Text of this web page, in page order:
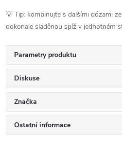
💡 Tip: kombinujte s dalšími dózami
dokonale sladěnou spíž v jednotném
Parametry produktu
Diskuse
Značka
Ostatní informace